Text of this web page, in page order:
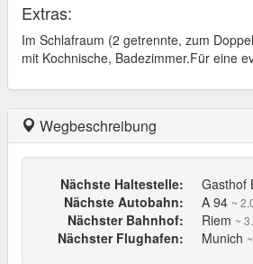
Extras:
Im Schlafraum (2 getrennte, zum
mit Kochnische, Badezimmer.Für eine
Wegbeschreibung
Nächste Haltestelle: Gasthof
Nächste Autobahn: A 94 ~
Nächster Bahnhof: Riem ~
Nächster Flughafen: Munich